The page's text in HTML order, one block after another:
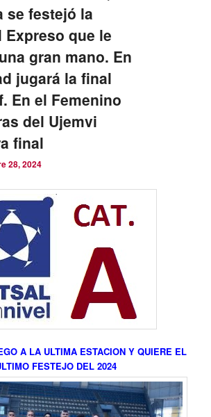
se festejó la
que le
gran mano. En
jugará la final
En el Femenino
del Ujemvi
final
28, 2024
A LA ULTIMA ESTACION Y QUIERE EL
FESTEJO DEL 2024